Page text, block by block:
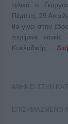
τελικά ο
Πέμπτη, 29
θα γίνει στην
περίμενε
Κυκλαδικής …
ΑΝΗΚΕΙ ΣΤΗΝ
ΕΠΙΣΗΜΑΣΜΕΝΟ